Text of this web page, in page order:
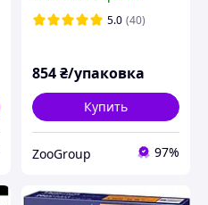
5.0 (40)
854₴/упаковка
Купить
ZooGroup 97%